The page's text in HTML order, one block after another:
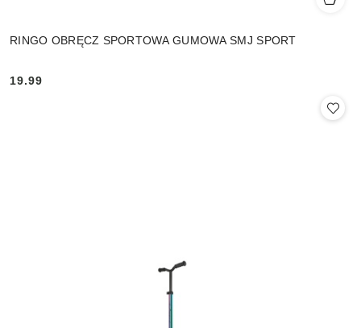
RINGO OBRĘCZ SPORTOWA GUMOWA SMJ SPORT
Cena:
19.99